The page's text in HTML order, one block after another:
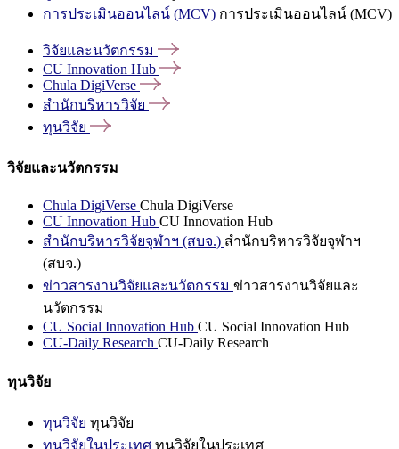
การประเมินออนไลน์ (MCV) การประเมินออนไลน์ (MCV)
วิจัยและนวัตกรรม
CU Innovation Hub
Chula DigiVerse
สำนักบริหารวิจัย
ทุนวิจัย
วิจัยและนวัตกรรม
Chula DigiVerse Chula DigiVerse
CU Innovation Hub CU Innovation Hub
สำนักบริหารวิจัยจุฬาฯ (สบจ.) สำนักบริหารวิจัยจุฬาฯ
(สบจ.)
ข่าวสารงานวิจัยและนวัตกรรม ข่าวสารงานวิจัยและ
นวัตกรรม
CU Social Innovation Hub CU Social Innovation Hub
CU-Daily Research CU-Daily Research
ทุนวิจัย
ทุนวิจัย ทุนวิจัย
ทุนวิจัยในประเทศ ทุนวิจัยในประเทศ